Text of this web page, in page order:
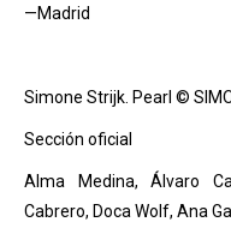
—Madrid
Simone Strijk. Pearl ©
Sección oficial
Alma Medina, Álvaro
Cabrero, Doca Wolf, Ana